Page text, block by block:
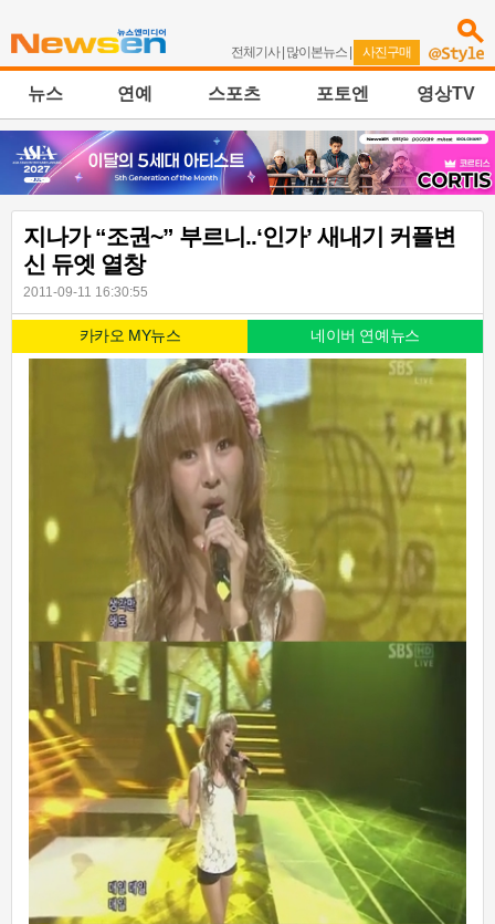
전체기사| 많이본뉴스 | 사진구매
뉴스 연예 스포츠 포토엔 영상TV
지나가 “조권~” 부르니..‘인가’ 새내기 커플변
신 듀엣 열창
2011-09-11 16:30:55
카카오 MY뉴스 네이버 연예뉴스